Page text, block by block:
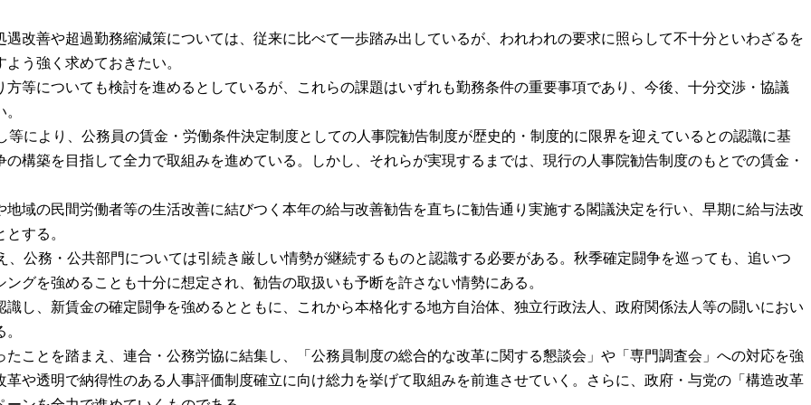
善や超過勤務縮減策については、従来に比べて一歩踏み出しているが、われわれの要求に照らして不十分といわざるを
う強く求めておきたい。
についても検討を進めるとしているが、これらの課題はいずれも勤務条件の重要事項であり、今後、十分交渉・協議
により、公務員の賃金・労働条件決定制度としての人事院勧告制度が歴史的・制度的に限界を迎えているとの認識に基
構築を目指して全力で取組みを進めている。しかし、それらが実現するまでは、現行の人事院勧告制度のもとでの賃金・
の民間労働者等の生活改善に結びつく本年の給与改善勧告を直ちに勧告通り実施する閣議決定を行い、早期に給与法改
する。
公務・公共部門については引続き厳しい情勢が継続するものと認識する必要がある。秋季確定闘争を巡っても、追いつ
グを強めることも十分に想定され、勧告の取扱いも予断を許さない情勢にある。
、新賃金の確定闘争を強めるとともに、これから本格化する地方自治体、独立行政法人、政府関係法人等の闘いにおい
とを踏まえ、連合・公務労協に結集し、「公務員制度の総合的な改革に関する懇談会」や「専門調査会」への対応を強
や透明で納得性のある人事評価制度確立に向け総力を挙げて取組みを前進させていく。さらに、政府・与党の「構造改革